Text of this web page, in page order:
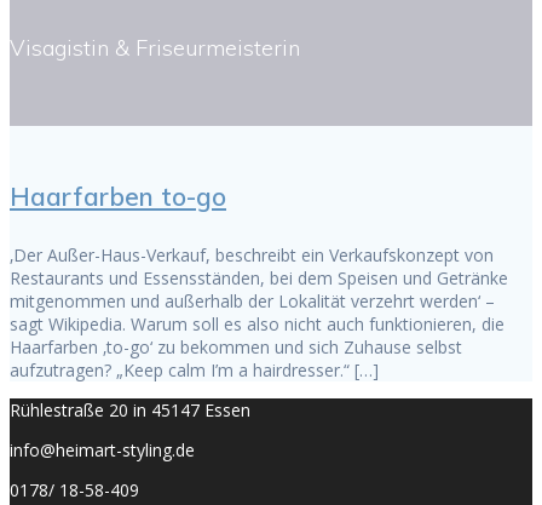
Visagistin & Friseurmeisterin
Haarfarben to-go
‚Der Außer-Haus-Verkauf, beschreibt ein Verkaufskonzept von
Restaurants und Essensständen, bei dem Speisen und Getränke
mitgenommen und außerhalb der Lokalität verzehrt werden‘ –
sagt Wikipedia. Warum soll es also nicht auch funktionieren, die
Haarfarben ‚to-go‘ zu bekommen und sich Zuhause selbst
aufzutragen? „Keep calm I’m a hairdresser.“ […]
Rühlestraße 20 in 45147 Essen
info@heimart-styling.de
0178/ 18-58-409